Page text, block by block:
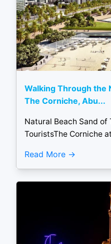
Walking Through the
The Corniche, Abu...
Natural Beach Sand of
TouristsThe Corniche
Read More